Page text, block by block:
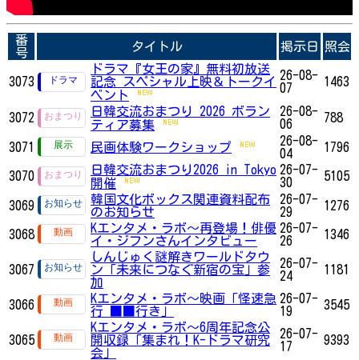
番
号
タイトル 掲示日 照会
3073
ドラマ『女王の家』無料初放送
記念 スペシャル上映＆トークイ
ベント
26-08-
07
1463
3072
日韓交流おまつり 2026 ボラン
ティア募集
26-08-
06
788
3071 民画体験ワークショップ
26-08-
04
1796
3070
日韓交流おまつり2026 in Tokyo
開催
26-07-
30
5105
3069
韓国文化ボックス関連資料配布
のお知らせ
26-07-
29
1276
3068
Kエンタメ・ラボ～再登場！俳優
イ・ジフンさんインタビュー
26-07-
26
1346
3067
しんじゅく謎解きワールドタウ
ン「未来につなぐ新宿の宝」参
加
26-07-
24
1181
3066
Kエンタメ・ラボ～映画「怪速急
行 ■■行き」
26-07-
19
3545
3065
Kエンタメ・ラボ～6周年記念公
開収録「集まれ！K-ドラマ研究
会」
26-07-
17
9393